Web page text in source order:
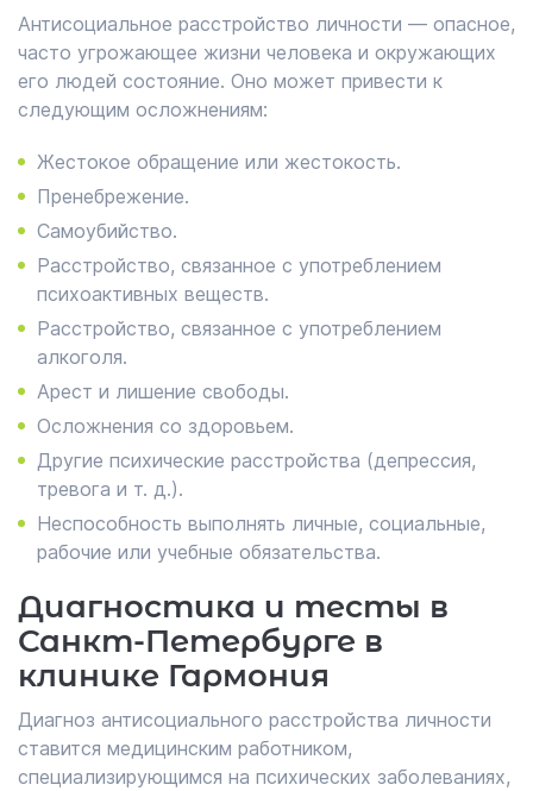
Антисоциальное расстройство личности — опасное,
часто угрожающее жизни человека и окружающих
его людей состояние. Оно может привести к
следующим осложнениям:
Жестокое обращение или жестокость.
Пренебрежение.
Самоубийство.
Расстройство, связанное с употреблением
психоактивных веществ.
Расстройство, связанное с употреблением
алкоголя.
Арест и лишение свободы.
Осложнения со здоровьем.
Другие психические расстройства (депрессия,
тревога и т. д.).
Неспособность выполнять личные, социальные,
рабочие или учебные обязательства.
Диагностика и тесты в
Санкт-Петербурге в
клинике Гармония
Диагноз антисоциального расстройства личности
ставится медицинским работником,
специализирующимся на психических заболеваниях,